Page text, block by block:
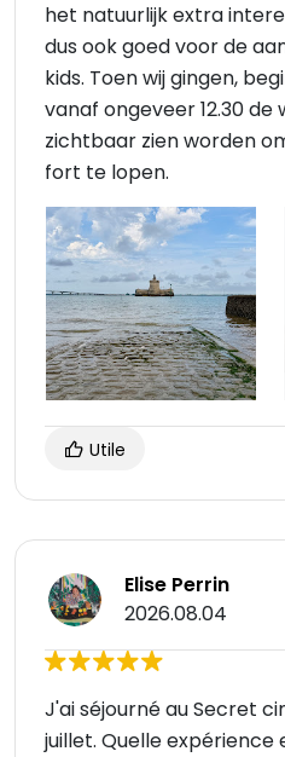
het natuurlijk extra
dus ook goed voor de
kids. Toen wij gingen,
vanaf ongeveer 12.30 de
zichtbaar zien worden
fort te lopen.
Utile
Elise Perrin
2026.08.04
J'ai séjourné au Secret
juillet. Quelle